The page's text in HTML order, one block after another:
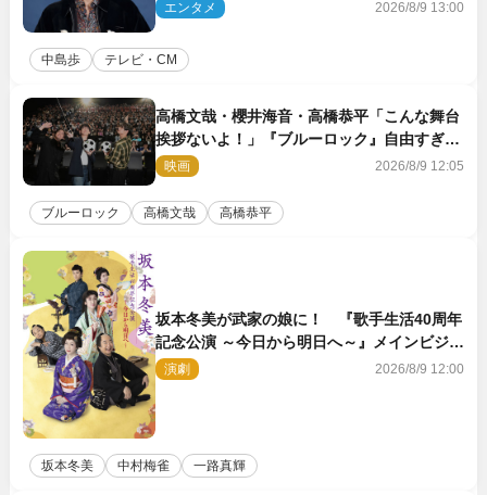
エンタメ 2026/8/9 13:00
中島歩 テレビ・CM
高橋文哉・櫻井海音・高橋恭平「こんな舞台
挨拶ないよ！」『ブルーロック』自由すぎる
イベントレポート
映画 2026/8/9 12:05
ブルーロック 高橋文哉 高橋恭平
坂本冬美が武家の娘に！ 『歌手生活40周年
記念公演 ～今日から明日へ～』メインビジュ
アル公開
演劇 2026/8/9 12:00
坂本冬美 中村梅雀 一路真輝